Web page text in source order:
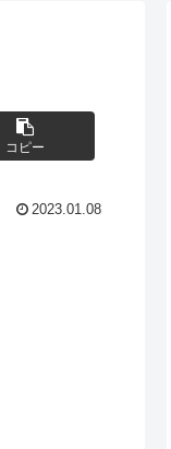
コピー
2023.01.08